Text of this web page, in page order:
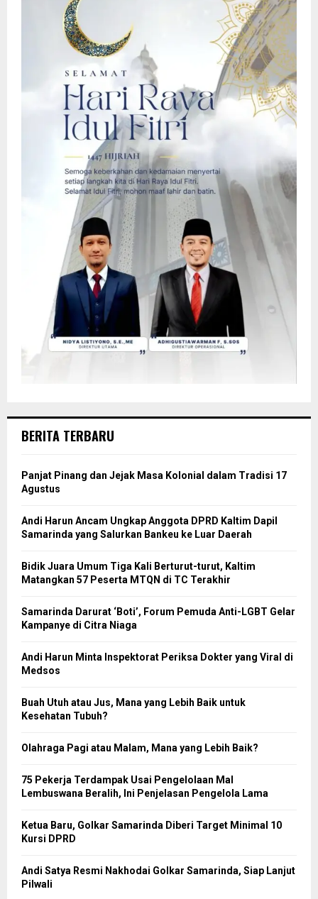
BERITA TERBARU
Panjat Pinang dan Jejak Masa Kolonial dalam Tradisi 17
Agustus
Andi Harun Ancam Ungkap Anggota DPRD Kaltim Dapil
Samarinda yang Salurkan Bankeu ke Luar Daerah
Bidik Juara Umum Tiga Kali Berturut-turut, Kaltim
Matangkan 57 Peserta MTQN di TC Terakhir
Samarinda Darurat ‘Boti’, Forum Pemuda Anti-LGBT Gelar
Kampanye di Citra Niaga
Andi Harun Minta Inspektorat Periksa Dokter yang Viral di
Medsos
Buah Utuh atau Jus, Mana yang Lebih Baik untuk
Kesehatan Tubuh?
Olahraga Pagi atau Malam, Mana yang Lebih Baik?
75 Pekerja Terdampak Usai Pengelolaan Mal
Lembuswana Beralih, Ini Penjelasan Pengelola Lama
Ketua Baru, Golkar Samarinda Diberi Target Minimal 10
Kursi DPRD
Andi Satya Resmi Nakhodai Golkar Samarinda, Siap Lanjut
Pilwali